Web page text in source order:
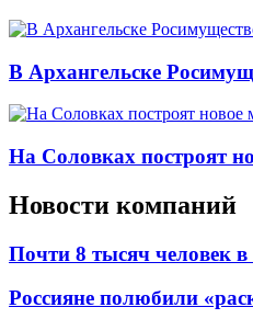
В Архангельске
На Соловках построят
Новости компаний
Почти 8 тысяч человек
Россияне полюбили